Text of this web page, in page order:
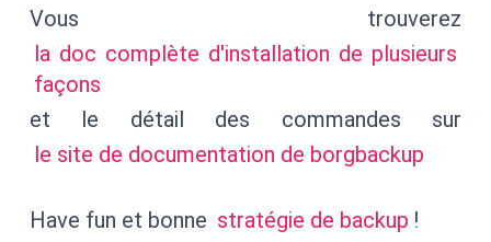
Vous trouverez
la doc complète d'installation de plusieurs
façons
et le détail des commandes sur
le site de documentation de borgbackup
Have fun et bonne stratégie de backup !